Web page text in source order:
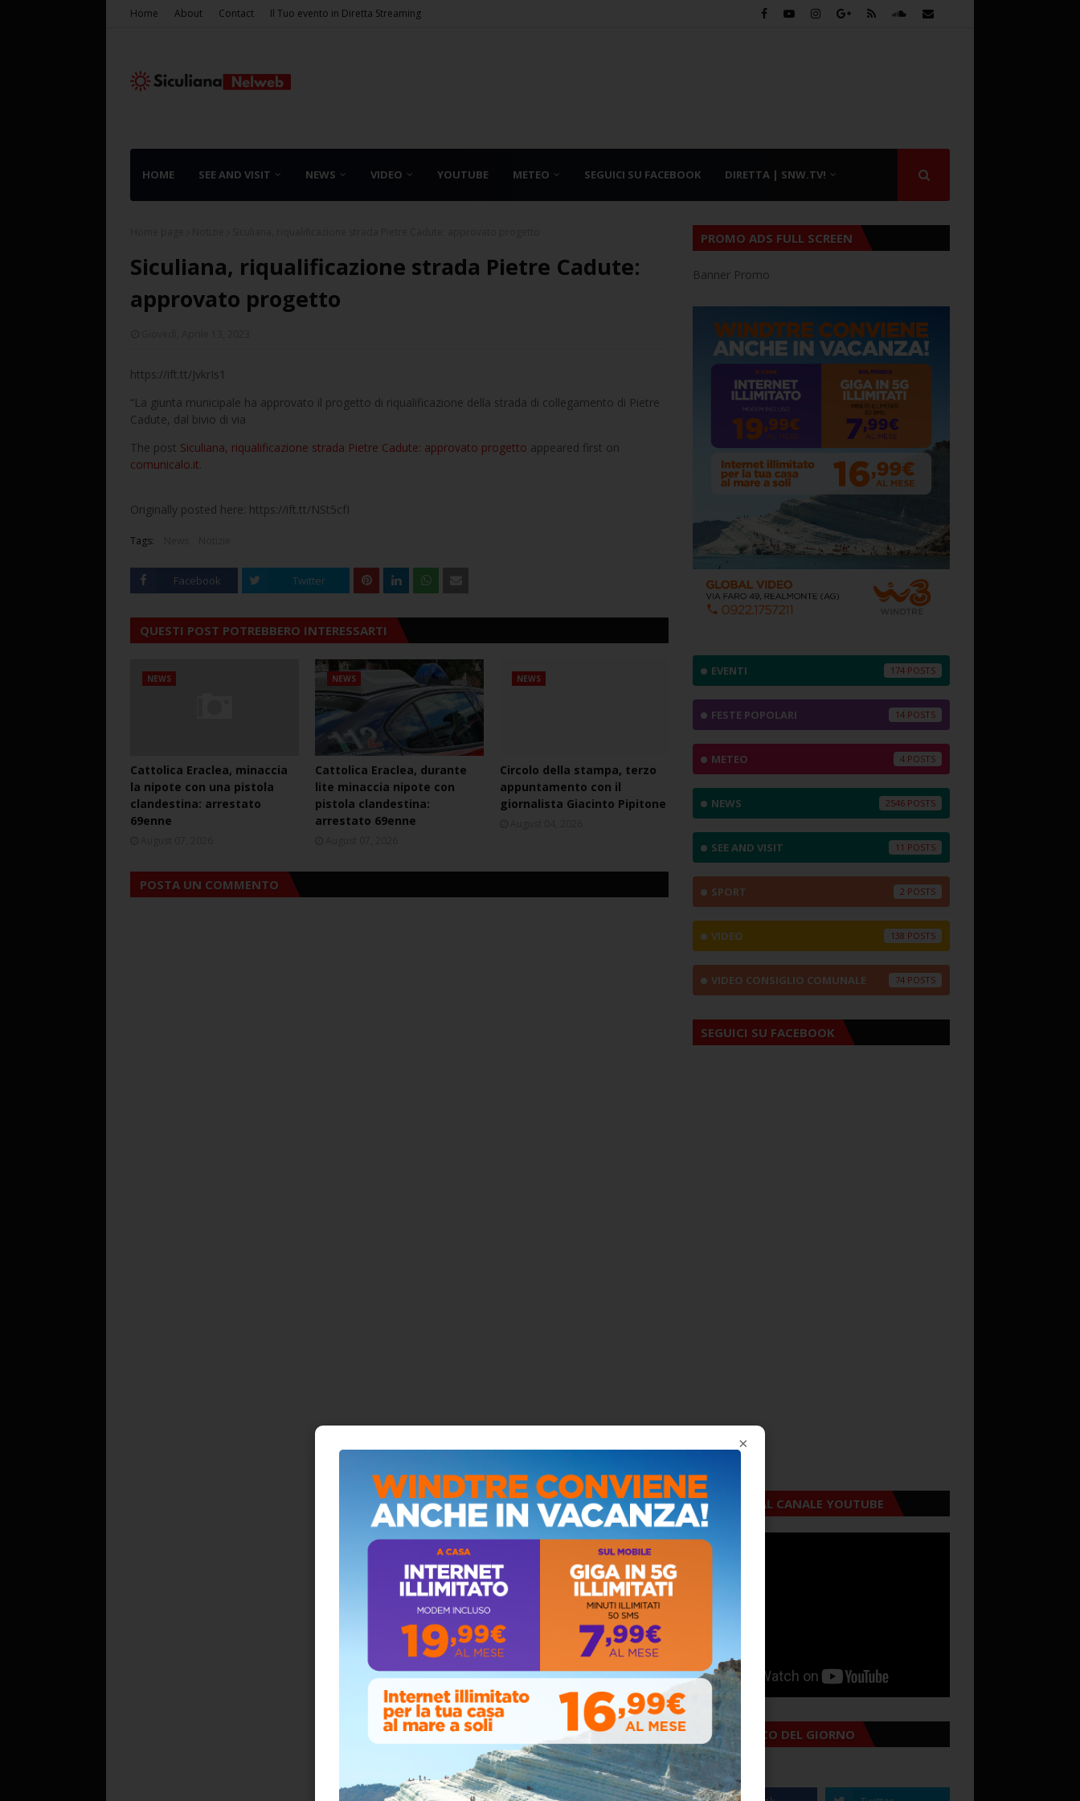
Home About Contact Il Tuo evento in Diretta Streaming
HOME SEE AND VISIT NEWS VIDEO YOUTUBE METEO SEGUICI SU FACEBOOK DIRETTA | SNW.TV!
Siculiana, riqualificazione strada Pietre Cadute:
approvato progetto
https://ift.tt/JvkrIs1
“La giunta municipale ha approvato il progetto di riqualificazione della strada di collegamento di Pietre
Cadute, dal bivio di via
The post Siculiana, riqualificazione strada Pietre Cadute: approvato progetto appeared first on
comunicalo.it.
Originally posted here: https://ift.tt/NSt5cfI
Tags:
Facebook Twitter
QUESTI POST POTREBBERO INTERESSARTI
NEWS
Cattolica Eraclea, minaccia
la nipote con una pistola
clandestina: arrestato
69enne
NEWS
Cattolica Eraclea, durante
lite minaccia nipote con
pistola clandestina:
arrestato 69enne
NEWS
Circolo della stampa, terzo
appuntamento con il
giornalista Giacinto Pipitone
POSTA UN COMMENTO
PROMO ADS FULL SCREEN
Banner Promo
×
EVENTI 174
FESTE POPOLARI 14
METEO 4
NEWS 2546
SEE AND VISIT 11
SPORT 2
VIDEO 138
VIDEO CONSIGLIO COMUNALE 74
SEGUICI SU FACEBOOK
ISCRIVITI AL CANALE YOUTUBE
ALMANACCO DEL GIORNO